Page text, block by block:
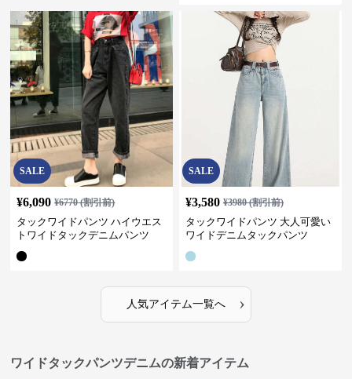
SALE
¥6,090 ¥6770(割引前)
タックワイドパンツ ハイウエス
トワイドタックデニムパンツ
SALE
¥3,580 ¥3980(割引前)
タックワイドパンツ 大人可愛い
ワイドデニムタックパンツ
人気アイテム一覧へ ›
ワイドタックパンツデニムの新着アイテム